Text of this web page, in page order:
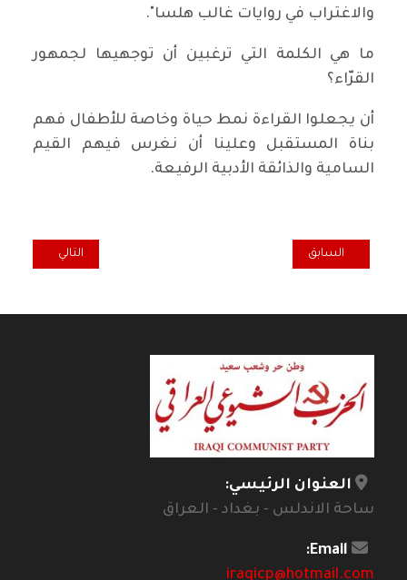
والاغتراب في روايات غالب هلسا".
ما هي الكلمة التي ترغبين أن توجهيها لجمهور
القرّاء؟
أن يجعلوا القراءة نمط حياة وخاصة للأطفال فهم
بناة المستقبل وعلينا أن نغرس فيهم القيم
السامية والذائقة الأدبية الرفيعة.
المقال السابق: أزمة الثقافة العراقية..
السابق المقال التالي:
التالي
العنوان الرئيسي:
ساحة الاندلس - بغداد - العراق
Email:
iraqicp@hotmail.com